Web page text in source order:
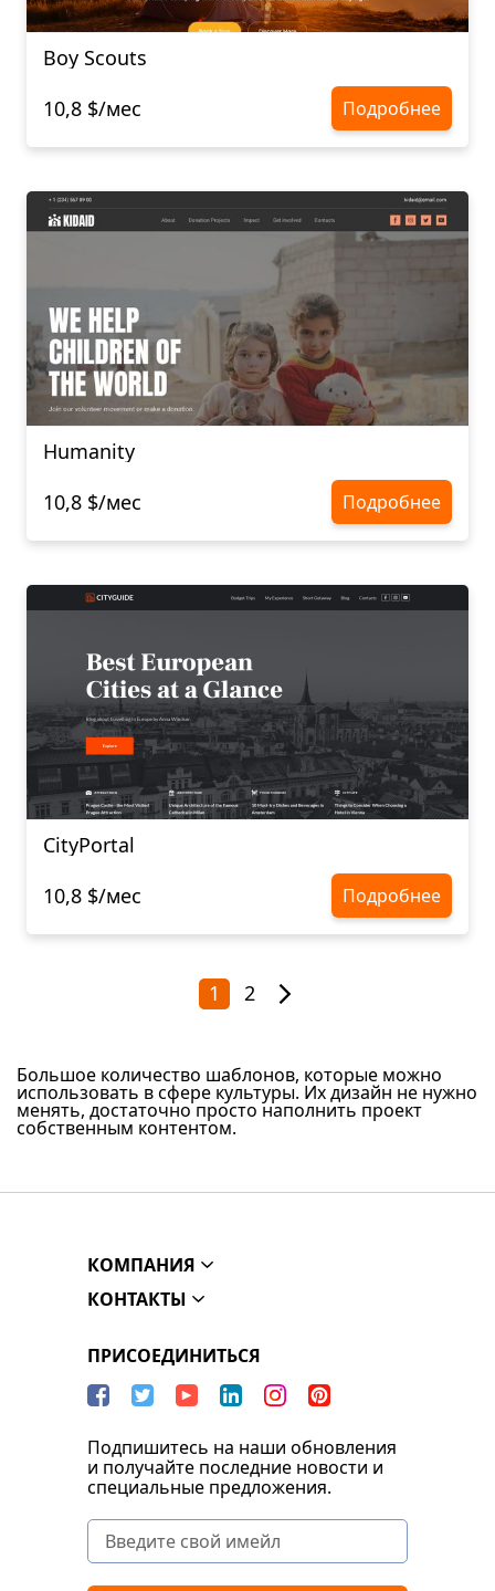
Boy Scouts
10,8 $/мес
Подробнее
Humanity
10,8 $/мес
Подробнее
CityPortal
10,8 $/мес
Подробнее
1 2
Большое количество шаблонов, которые можно
использовать в сфере культуры. Их дизайн не нужно
менять, достаточно просто наполнить проект
собственным контентом.
КОМПАНИЯ
КОНТАКТЫ
ПРИСОЕДИНИТЬСЯ
Подпишитесь на наши обновления
и получайте последние новости и
специальные предложения.